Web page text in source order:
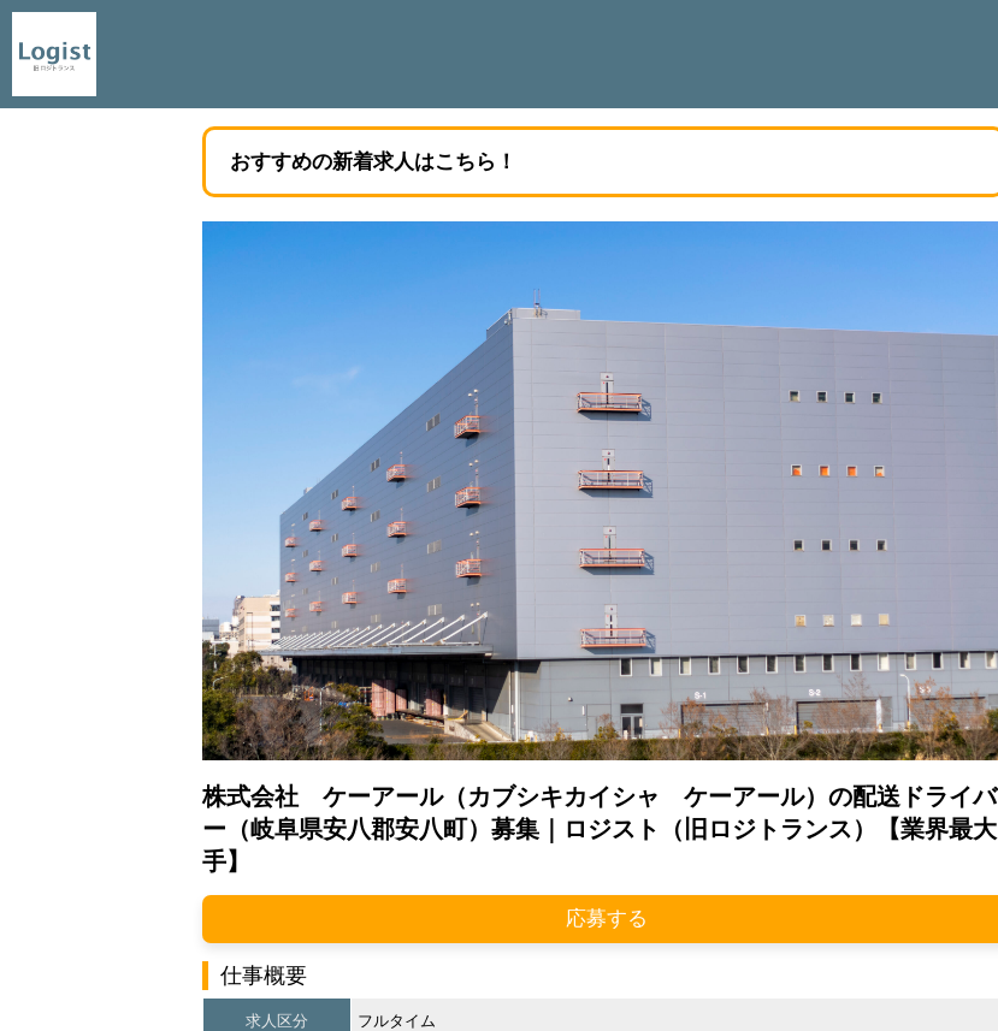
おすすめの新着求人はこちら！
株式会社 ケーアール（カブシキカイシャ ケーアール）の配送ドライバ
ー（岐阜県安八郡安八町）募集｜ロジスト（旧ロジトランス）【業界最大
手】
応募する
仕事概要
求人区分 フルタイム